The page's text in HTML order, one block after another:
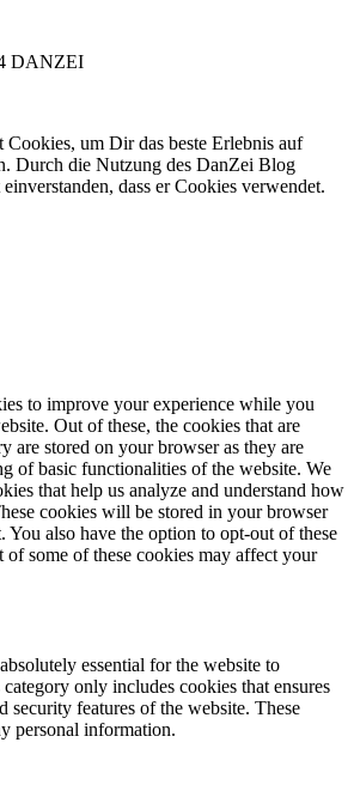
DANZEI
um Dir das beste Erlebnis auf
Durch die Nutzung des DanZei Blog
dass er Cookies verwendet.
to improve your experience while you
Out of these, the cookies that are
are stored on your browser as they are
of basic functionalities of the website. We
that help us analyze and understand how
cookies will be stored in your browser
also have the option to opt-out of these
some of these cookies may affect your
essential for the website to
only includes cookies that ensures
security features of the website. These
personal information.